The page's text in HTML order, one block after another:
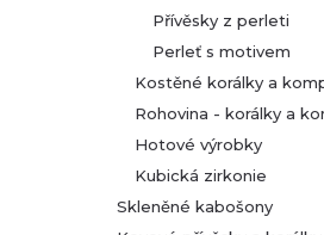
n
l
Přívěsky z perleti
Perleť s motivem
Kostěné korálky a
Rohovina - korálky a
Hotové výrobky
Kubická zirkonie
Skleněné kabošony